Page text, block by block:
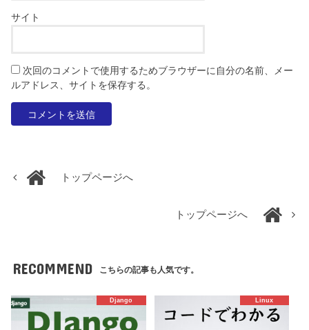
サイト
次回のコメントで使用するためブラウザーに自分の名前、メー
ルアドレス、サイトを保存する。
トップページへ
トップページへ
RECOMMEND こちらの記事も人気です。
Django Linux